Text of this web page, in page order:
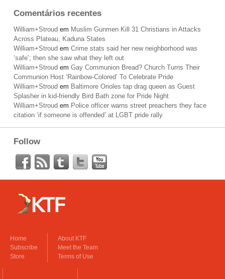
Comentários recentes
William+Stroud em Muslim Gunmen Kill 31 Christians in Attacks
Across Plateau, Kaduna States
William+Stroud em Crime stats said her new neighborhood was
‘safe’; then she saw what they left out
William+Stroud em Gay Communion Bread? Church Turns Their
Communion Host ‘Rainbow-Colored’ To Celebrate Pride
William+Stroud em Baltimore Orioles tap drag queen as Guest
Splasher in kid-friendly Bird Bath zone for Pride Night
William+Stroud em Police officer warns street preachers they face
citation ‘if someone is offended’ at LGBT pride rally
Follow
Home
Subscribe
Store
About KTF
Meet the Team
Terms of Use